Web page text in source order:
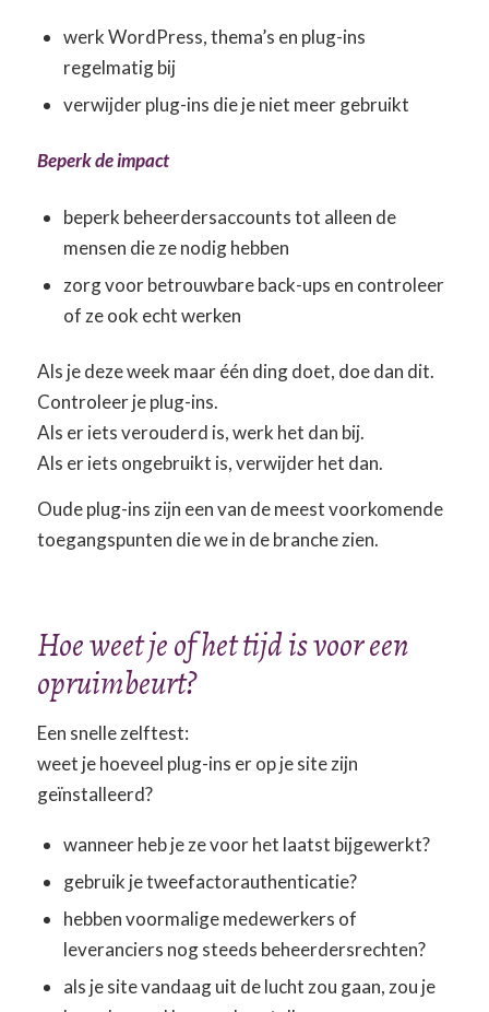
werk WordPress, thema’s en plug-ins
regelmatig bij
verwijder plug-ins die je niet meer gebruikt
Beperk de impact
beperk beheerdersaccounts tot alleen de
mensen die ze nodig hebben
zorg voor betrouwbare back-ups en controleer
of ze ook echt werken
Als je deze week maar één ding doet, doe dan dit.
Controleer je plug-ins.
Als er iets verouderd is, werk het dan bij.
Als er iets ongebruikt is, verwijder het dan.
Oude plug-ins zijn een van de meest voorkomende
toegangspunten die we in de branche zien.
Hoe weet je of het tijd is voor een
opruimbeurt?
Een snelle zelftest:
weet je hoeveel plug-ins er op je site zijn
geïnstalleerd?
wanneer heb je ze voor het laatst bijgewerkt?
gebruik je tweefactorauthenticatie?
hebben voormalige medewerkers of
leveranciers nog steeds beheerdersrechten?
als je site vandaag uit de lucht zou gaan, zou je